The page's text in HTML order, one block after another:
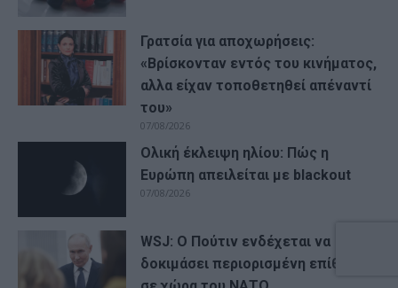
Γρατσία για αποχωρήσεις:
«Bρίσκονταν εντός του κινήματος,
αλλα είχαν τοποθετηθεί απέναντί
του»
07/08/2026
Ολική έκλειψη ηλίου: Πώς η
Ευρώπη απειλείται με blackout
07/08/2026
WSJ: Ο Πούτιν ενδέχεται να
δοκιμάσει περιορισμένη επίθεση